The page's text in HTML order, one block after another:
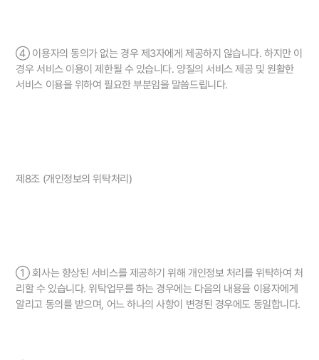
④ 이용자의 동의가 없는 경우 제3자에게 제공하지 않습니다. 하지만 이
경우 서비스 이용이 제한될 수 있습니다. 양질의 서비스 제공 및 원활한
서비스 이용을 위하여 필요한 부분임을 말씀드립니다.
제8조 (개인정보의 위탁처리)
① 회사는 향상된 서비스를 제공하기 위해 개인정보 처리를 위탁하여 처
리할 수 있습니다. 위탁업무를 하는 경우에는 다음의 내용을 이용자에게
알리고 동의를 받으며, 어느 하나의 사항이 변경된 경우에도 동일합니다.